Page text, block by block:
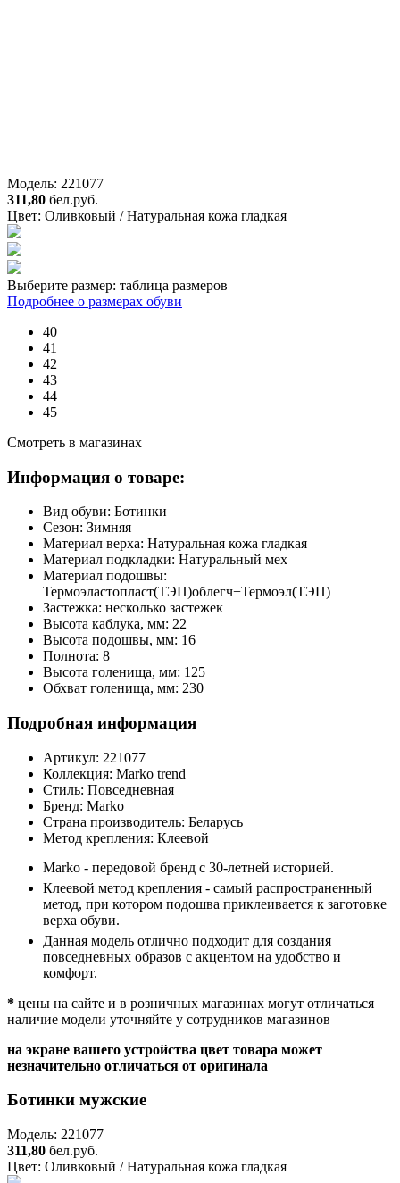
Модель: 221077
311,80 бел.руб.
Цвет: Оливковый / Натуральная кожа гладкая
Выберите размер: таблица размеров
Подробнее о размерах обуви
40
41
42
43
44
45
Смотреть в магазинах
Информация о товаре:
Вид обуви: Ботинки
Сезон: Зимняя
Материал верха: Натуральная кожа гладкая
Материал подкладки: Натуральный мех
Материал подошвы:
Термоэластопласт(ТЭП)облегч+Термоэл(ТЭП)
Застежка: несколько застежек
Высота каблука, мм: 22
Высота подошвы, мм: 16
Полнота: 8
Высота голенища, мм: 125
Обхват голенища, мм: 230
Подробная информация
Артикул: 221077
Коллекция: Marko trend
Стиль: Повседневная
Бренд: Marko
Страна производитель: Беларусь
Метод крепления: Клеевой
Marko - передовой бренд с 30-летней историей.
Клеевой метод крепления - самый распространенный
метод, при котором подошва приклеивается к заготовке
верха обуви.
Данная модель отлично подходит для создания
повседневных образов с акцентом на удобство и
комфорт.
* цены на сайте и в розничных магазинах могут отличаться
наличие модели уточняйте у сотрудников магазинов
на экране вашего устройства цвет товара может
незначительно отличаться от оригинала
Ботинки мужские
Модель: 221077
311,80 бел.руб.
Цвет: Оливковый / Натуральная кожа гладкая